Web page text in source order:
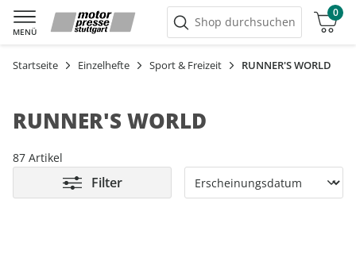
MENÜ
Shop durchsuchen
0
Warenkorb
Startseite Einzelhefte Sport & Freizeit RUNNER'S WORLD
RUNNER'S WORLD
87 Artikel
Filter